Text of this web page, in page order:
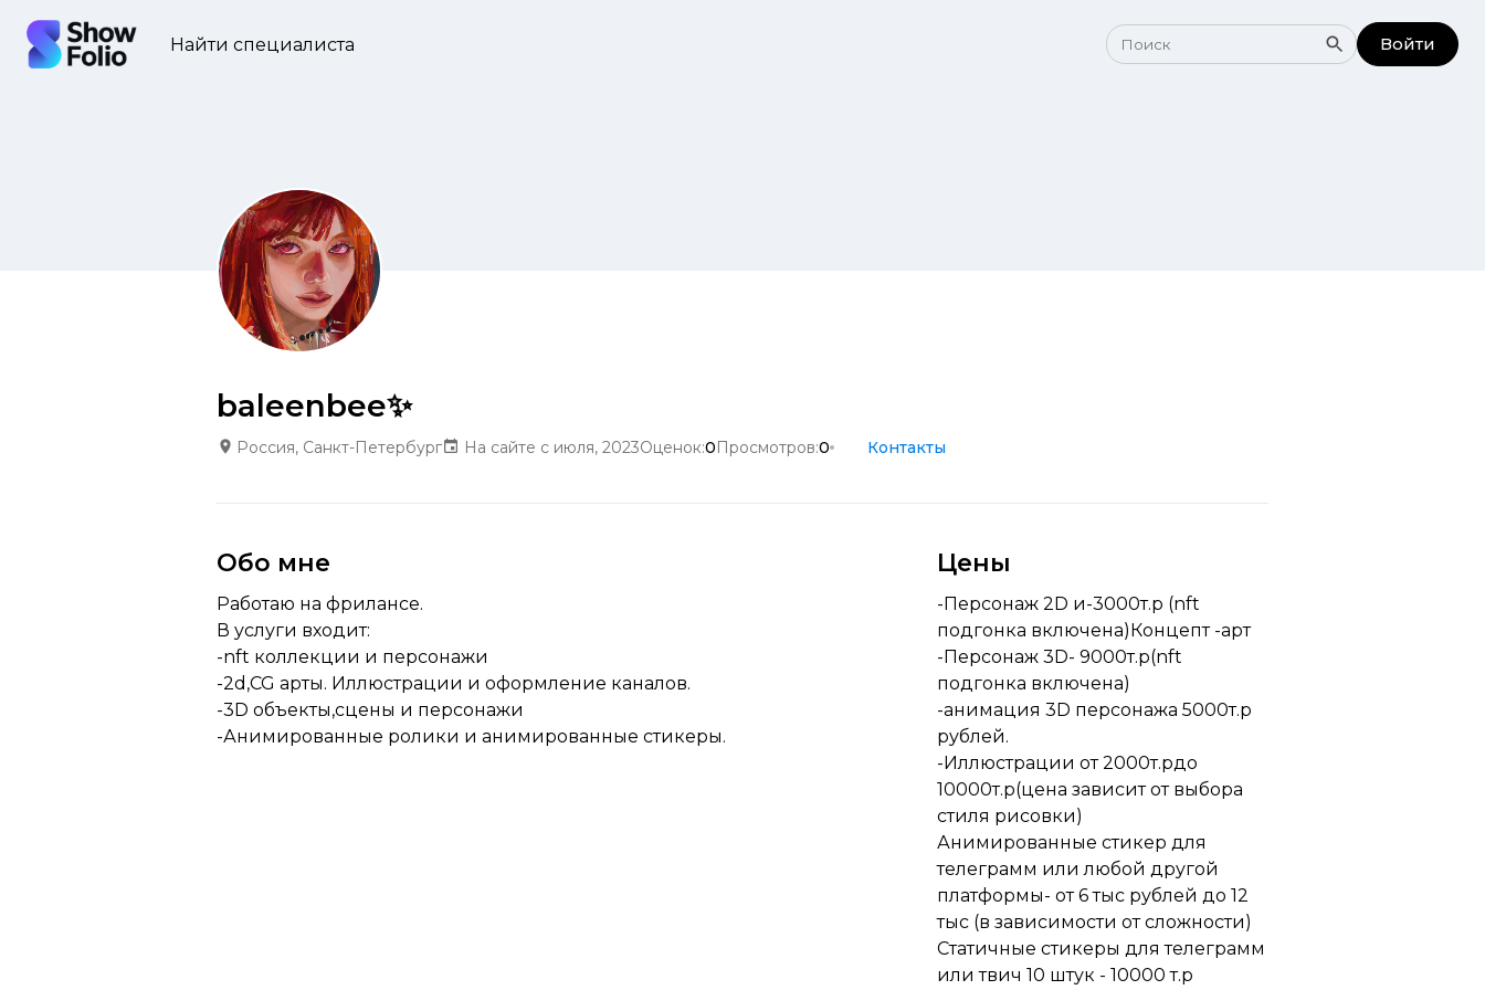
Найти специалиста Войти
baleenbee✨
Россия, Санкт-Петербург На сайте с июля, 2023Оценок:0Просмотров:0 Контакты
Обо мне
Работаю на фрилансе.
В услуги входит:
-nft коллекции и персонажи
-2d,CG арты. Иллюстрации и оформление каналов.
-3D объекты,сцены и персонажи
-Анимированные ролики и анимированные стикеры.
Цены
-Персонаж 2D и-3000т.р (nft
подгонка включена)Концепт -арт
-Персонаж 3D- 9000т.р(nft
подгонка включена)
-анимация 3D персонажа 5000т.р
рублей.
-Иллюстрации от 2000т.рдо
10000т.р(цена зависит от выбора
стиля рисовки)
Анимированные стикер для
телеграмм или любой другой
платформы- от 6 тыс рублей до 12
тыс (в зависимости от сложности)
Статичные стикеры для телеграмм
или твич 10 штук - 10000 т.р